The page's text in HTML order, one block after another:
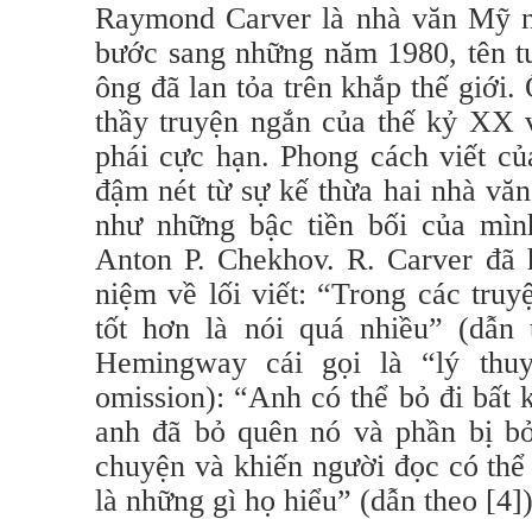
Raymond Carver là nhà văn Mỹ
bước sang những năm 1980, tên
ông đã lan tỏa trên khắp thế giới.
thầy truyện ngắn của thế kỷ XX
phái cực hạn. Phong cách viết
đậm nét từ sự kế thừa hai nhà
như những bậc tiền bối của
Anton P. Chekhov. R. Carver đã
niệm về lối viết: “Trong các
tốt hơn là nói quá nhiều”
Hemingway cái gọi là “lý
omission): “Anh có thể bỏ đi bất
anh đã bỏ quên nó và phần bị
chuyện và khiến người đọc có
là những gì họ hiểu” (dẫn theo